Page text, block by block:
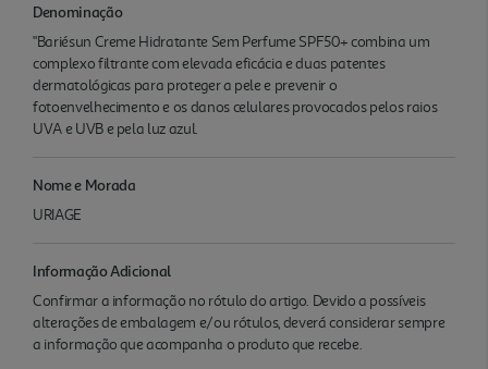
Denominação
"Bariésun Creme Hidratante Sem Perfume SPF50+ combina um
complexo filtrante com elevada eficácia e duas patentes
dermatológicas para proteger a pele e prevenir o
fotoenvelhecimento e os danos celulares provocados pelos raios
UVA e UVB e pela luz azul.
Nome e Morada
URIAGE
Informação Adicional
Confirmar a informação no rótulo do artigo. Devido a possíveis
alterações de embalagem e/ou rótulos, deverá considerar sempre
a informação que acompanha o produto que recebe.